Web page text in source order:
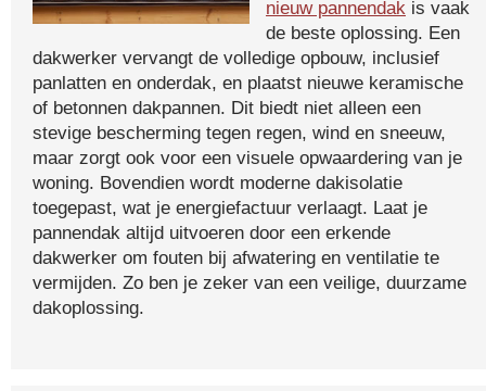
nieuw pannendak is vaak
de beste oplossing. Een
dakwerker vervangt de volledige opbouw, inclusief
panlatten en onderdak, en plaatst nieuwe keramische
of betonnen dakpannen. Dit biedt niet alleen een
stevige bescherming tegen regen, wind en sneeuw,
maar zorgt ook voor een visuele opwaardering van je
woning. Bovendien wordt moderne dakisolatie
toegepast, wat je energiefactuur verlaagt. Laat je
pannendak altijd uitvoeren door een erkende
dakwerker om fouten bij afwatering en ventilatie te
vermijden. Zo ben je zeker van een veilige, duurzame
dakoplossing.